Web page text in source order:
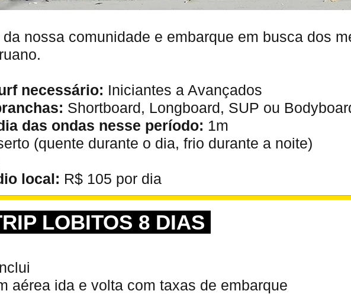
da nossa comunidade e embarque em busca dos
necessário: Iniciantes a Avançados
Shortboard, Longboard, SUP ou
das ondas nesse período: 1m
(quente durante o dia, frio durante a noite)
local: R$ 105 por dia
LOBITOS 8 DIAS
aérea ida e volta com taxas de embarque